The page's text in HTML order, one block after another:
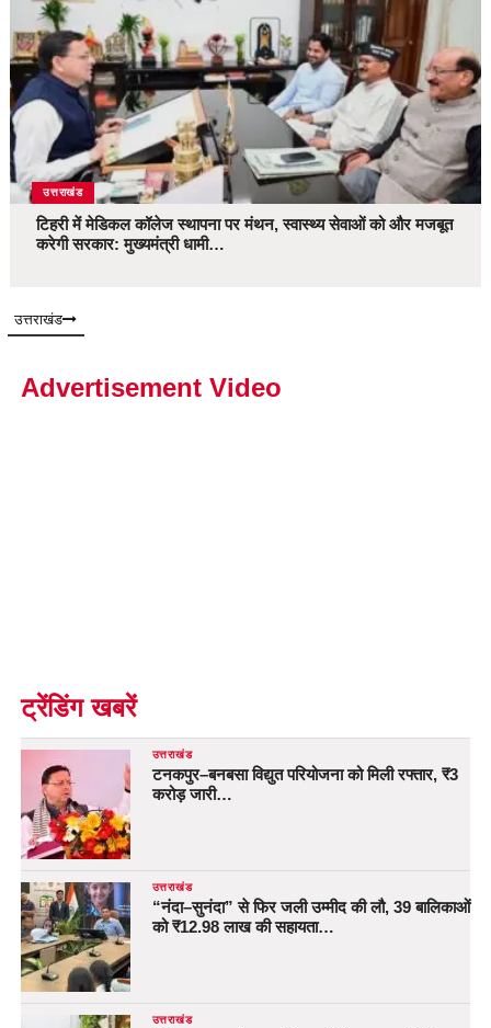
उत्तराखंड
टिहरी में मेडिकल कॉलेज स्थापना पर मंथन, स्वास्थ्य सेवाओं को और मजबूत
करेगी सरकार: मुख्यमंत्री धामी…
उत्तराखंड
Advertisement Video
ट्रेंडिंग खबरें
उत्तराखंड
टनकपुर–बनबसा विद्युत परियोजना को मिली रफ्तार, ₹3
करोड़ जारी…
उत्तराखंड
“नंदा–सुनंदा” से फिर जली उम्मीद की लौ, 39 बालिकाओं
को ₹12.98 लाख की सहायता…
उत्तराखंड